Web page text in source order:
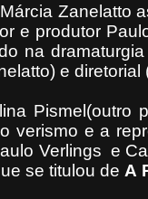
Zanelatto
e produtor
na
e diretorial
Pismel(outro
verismo e a
Verlings e
se titulou de A